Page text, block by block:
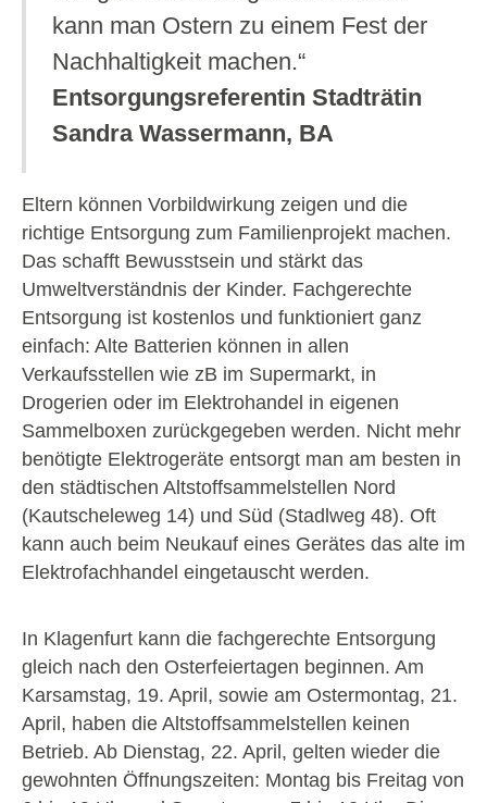
kann man Ostern zu einem Fest der
Nachhaltigkeit machen.“
Entsorgungsreferentin Stadträtin
Sandra Wassermann, BA
Eltern können Vorbildwirkung zeigen und die
richtige Entsorgung zum Familienprojekt machen.
Das schafft Bewusstsein und stärkt das
Umweltverständnis der Kinder. Fachgerechte
Entsorgung ist kostenlos und funktioniert ganz
einfach: Alte Batterien können in allen
Verkaufsstellen wie zB im Supermarkt, in
Drogerien oder im Elektrohandel in eigenen
Sammelboxen zurückgegeben werden. Nicht mehr
benötigte Elektrogeräte entsorgt man am besten in
den städtischen Altstoffsammelstellen Nord
(Kautscheleweg 14) und Süd (Stadlweg 48). Oft
kann auch beim Neukauf eines Gerätes das alte im
Elektrofachhandel eingetauscht werden.
In Klagenfurt kann die fachgerechte Entsorgung
gleich nach den Osterfeiertagen beginnen. Am
Karsamstag, 19. April, sowie am Ostermontag, 21.
April, haben die Altstoffsammelstellen keinen
Betrieb. Ab Dienstag, 22. April, gelten wieder die
gewohnten Öffnungszeiten: Montag bis Freitag von